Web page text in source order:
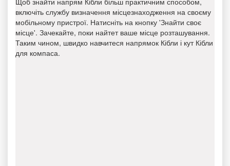
включіть службу визначення місцезнаходження на своєму
мобільному пристрої. Натисніть на кнопку 'Знайти своє
місце'. Зачекайте, поки найтет ваше місце розташування.
Таким чином, швидко навчитеся напрямок Кібли і кут Кібли
для компаса.